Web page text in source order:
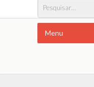
Menu